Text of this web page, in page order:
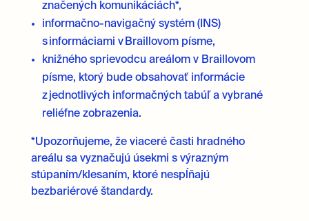
značených komunikáciách*,
informačno-navigačný systém (INS)
s informáciami v Braillovom písme,
knižného sprievodcu areálom v Braillovom
písme, ktorý bude obsahovať informácie
z jednotlivých informačných tabúľ a vybrané
reliéfne zobrazenia.
*Upozorňujeme, že viaceré časti hradného
areálu sa vyznačujú úsekmi s výrazným
stúpaním/klesaním, ktoré nespĺňajú
bezbariérové štandardy.